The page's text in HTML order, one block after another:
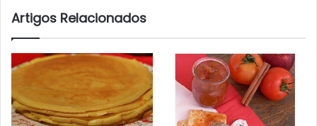
Artigos Relacionados